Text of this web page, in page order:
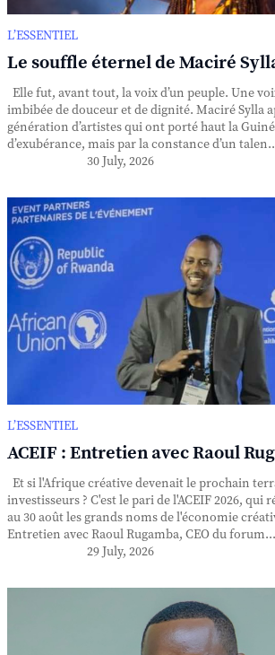
L’ESSENTIEL
Le souffle éternel de Maciré
Elle fut, avant tout, la voix d’un peuple. Une
imbibée de douceur et de dignité. Maciré Sylla
génération d’artistes qui ont porté haut la
d’exubérance, mais par la constance d’un
30 July, 2026
L’ESSENTIEL
ACEIF : Entretien avec Raoul
Et si l'Afrique créative devenait le prochain
investisseurs ? C'est le pari de l'ACEIF 2026, qui
au 30 août les grands noms de l'économie
Entretien avec Raoul Rugamba, CEO du
29 July, 2026